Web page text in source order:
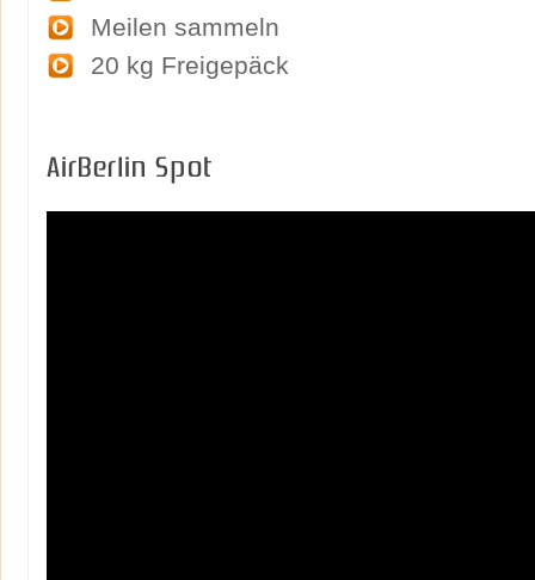
Meilen sammeln
20 kg Freigepäck
AirBerlin Spot